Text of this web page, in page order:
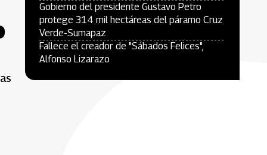
Gobierno del presidente Gustavo Petro
protege 314 mil hectáreas del páramo Cruz
Verde-Sumapaz
Fallece el creador de "Sábados Felices",
Alfonso Lizarazo